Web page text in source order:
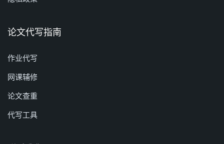
论文代写指南
作业代写
网课辅修
论文查重
代写工具